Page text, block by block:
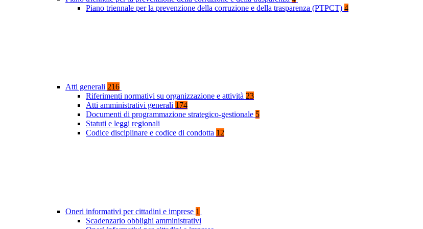
Piano triennale per la prevenzione della corruzione e della trasparenza (PTPCT) 4
Atti generali 216
Riferimenti normativi su organizzazione e attività 23
Atti amministrativi generali 174
Documenti di programmazione strategico-gestionale 5
Statuti e leggi regionali
Codice disciplinare e codice di condotta 12
Oneri informativi per cittadini e imprese 1
Scadenzario obblighi amministrativi